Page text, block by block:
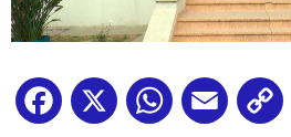
Facebook
X WhatsApp
Email